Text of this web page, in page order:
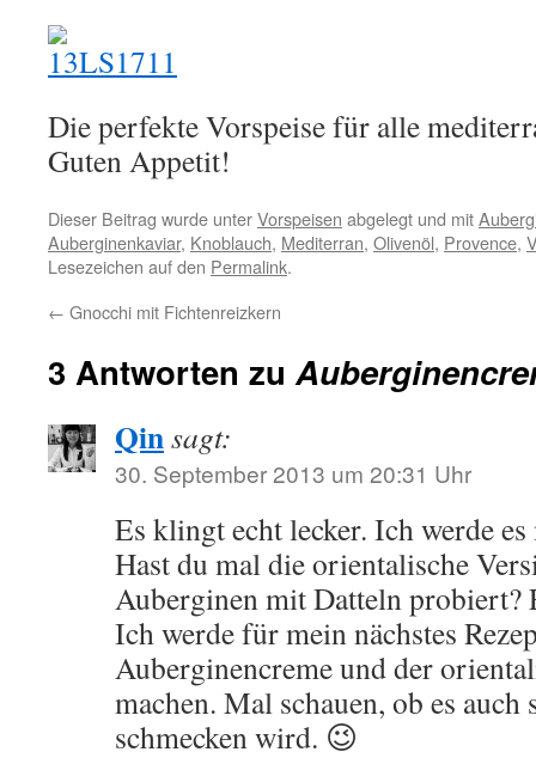
Die perfekte Vorspeise für alle
Guten Appetit!
Dieser Beitrag wurde unterVorspeisen abgelegt und mit
Auberginenkaviar, Knoblauch, Mediterran, Olivenöl, Provence,
Lesezeichen auf den Permalink.
← Gnocchi mit Fichtenreizkern
3 Antworten zu
Qinsagt:
30. September 2013 um 20:31 Uhr
Es klingt echt lecker. Ich werde
Hast du mal die orientalische
Auberginen mit Datteln probiert?
Ich werde für mein nächstes
Auberginencreme und der
machen. Mal schauen, ob es auch
schmecken wird. 😉